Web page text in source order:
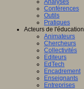
Analyses
Conférences
Outils
Pratiques
Acteurs de l'éducation
Animateurs
Chercheurs
Collectivités
Editeurs
EdTech
Encadrement
Enseignants
Entreprises